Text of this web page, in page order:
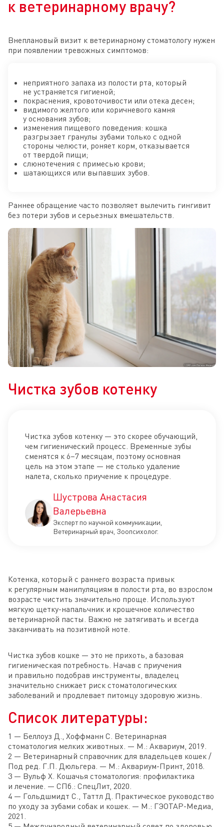
к ветеринарному врачу?
Внеплановый визит к ветеринарному стоматологу нужен
при появлении тревожных симптомов:
неприятного запаха из полости рта, который
не устраняется гигиеной;
покраснения, кровоточивости или отека десен;
видимого желтого или коричневого камня
у основания зубов;
изменения пищевого поведения: кошка
разгрызает гранулы зубами только с одной
стороны челюсти, роняет корм, отказывается
от твердой пищи;
слюнотечения с примесью крови;
шатающихся или выпавших зубов.
Раннее обращение часто позволяет вылечить гингивит
без потери зубов и серьезных вмешательств.
Чистка зубов котенку
Чистка зубов котенку — это скорее обучающий,
чем гигиенический процесс. Временные зубы
сменятся к 6–7 месяцам, поэтому основная
цель на этом этапе — не столько удаление
налета, сколько приучение к процедуре.
Шустрова Анастасия
Валерьевна
Эксперт по научной коммуникации,
Ветеринарный врач, Зоопсихолог.
Котенка, который с раннего возраста привык
к регулярным манипуляциям в полости рта, во взрослом
возрасте чистить значительно проще. Используют
мягкую щетку-напальчник и крошечное количество
ветеринарной пасты. Важно не затягивать и всегда
заканчивать на позитивной ноте.
Чистка зубов кошке — это не прихоть, а базовая
гигиеническая потребность. Начав с приучения
и правильно подобрав инструменты, владелец
значительно снижает риск стоматологических
заболеваний и продлевает питомцу здоровую жизнь.
Список литературы:
1 — Беллоуз Д., Хоффманн С. Ветеринарная
стоматология мелких животных. — М.: Аквариум, 2019.
2 — Ветеринарный справочник для владельцев кошек /
Под ред. Г.П. Дюльгера. — М.: Аквариум-Принт, 2018.
3 — Вульф Х. Кошачья стоматология: профилактика
и лечение. — СПб.: СпецЛит, 2020.
4 — Гольдшмидт С., Таттл Д. Практическое руководство
по уходу за зубами собак и кошек. — М.: ГЭОТАР-Медиа,
2021.